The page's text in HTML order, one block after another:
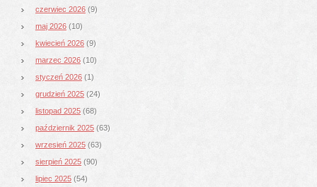
czerwiec 2026 (9)
maj 2026 (10)
kwiecień 2026 (9)
marzec 2026 (10)
styczeń 2026 (1)
grudzień 2025 (24)
listopad 2025 (68)
październik 2025 (63)
wrzesień 2025 (63)
sierpień 2025 (90)
lipiec 2025 (54)